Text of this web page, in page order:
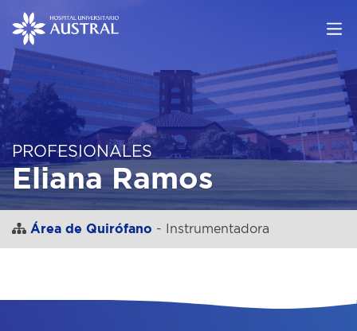
PROFESIONALES
Eliana Ramos
Área de Quirófano - Instrumentadora